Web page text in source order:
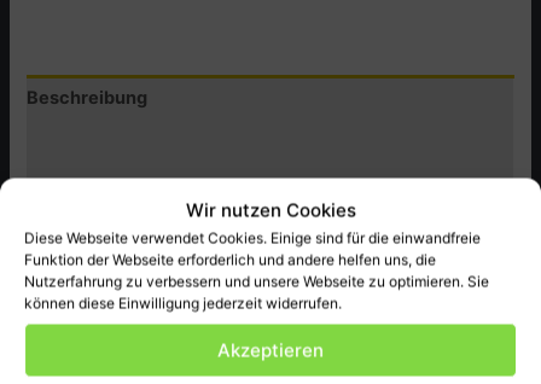
Wir nutzen Cookies
Diese Webseite verwendet Cookies. Einige sind für die einwandfreie
Funktion der Webseite erforderlich und andere helfen uns, die
Nutzerfahrung zu verbessern und unsere Webseite zu optimieren. Sie
können diese Einwilligung jederzeit widerrufen.
Akzeptieren
Menge
Beschreibung
Honda Original Ersatzteil NEU, passend bei FT500C ect.